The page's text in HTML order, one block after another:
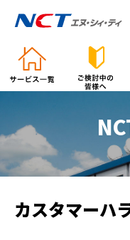
カスタマーハ